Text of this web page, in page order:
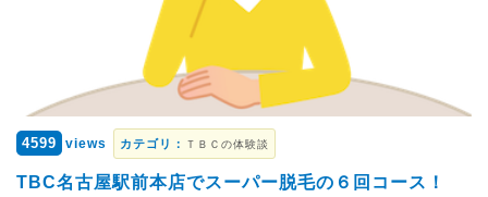
4599 views カテゴリ： ＴＢＣの体験談
TBC名古屋駅前本店でスーパー脱毛の６回コース！